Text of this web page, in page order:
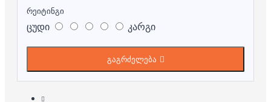
რეიტინგი
ცუდი კარგი
გაგრძელება